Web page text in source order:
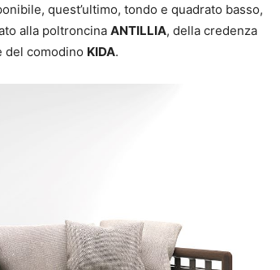
quest’ultimo, tondo e quadrato basso,
alla poltroncina ANTILLIA, della credenza
del comodino KIDA.